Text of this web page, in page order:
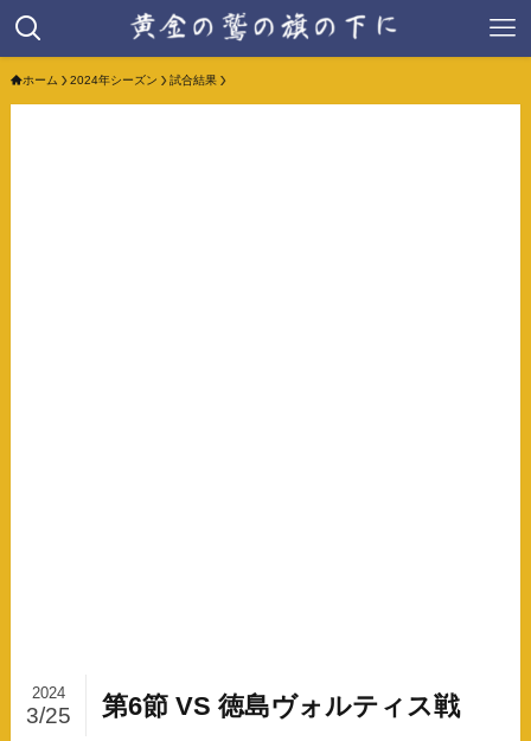
ホーム 2024年シーズン 試合結果
第6節 VS 徳島ヴォルティス戦
2024
3/25